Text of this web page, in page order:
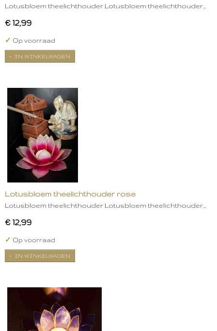
Lotusbloem theelichthouder Lotusbloem theelichthouder…
€ 12,99
✓ Op voorraad
IN WINKELWAGEN
Lotusbloem theelichthouder rose
Lotusbloem theelichthouder Lotusbloem theelichthouder…
€ 12,99
✓ Op voorraad
IN WINKELWAGEN